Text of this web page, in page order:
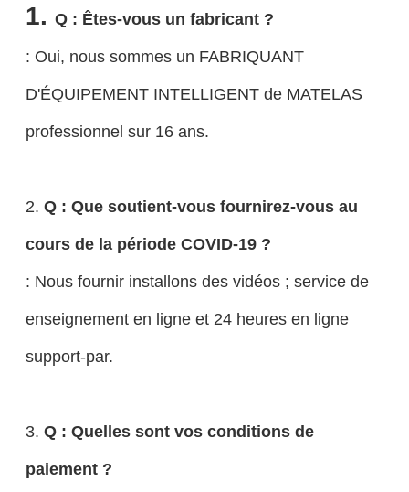
1. Q : Êtes-vous un fabricant ?
: Oui, nous sommes un FABRIQUANT
D'ÉQUIPEMENT INTELLIGENT de MATELAS
professionnel sur 16 ans.
2. Q : Que soutient-vous fournirez-vous au
cours de la période COVID-19 ?
: Nous fournir installons des vidéos ; service de
enseignement en ligne et 24 heures en ligne
support-par.
3. Q : Quelles sont vos conditions de
paiement ?